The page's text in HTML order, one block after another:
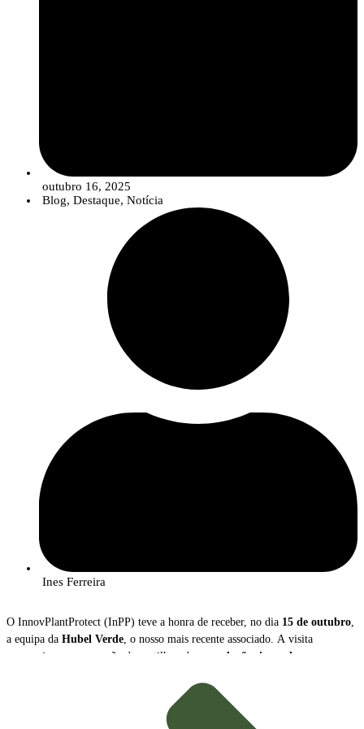
outubro 16, 2025
Blog, Destaque, Notícia
Ines Ferreira
O InnovPlantProtect (InPP) teve a honra de receber, no dia 15 de outubro,
a equipa da Hubel Verde, o nosso mais recente associado. A visita
proporcionou uma sessão de partilha sobre as
soluções inovadoras
, Diretor Executivo da Hubel Verde, e